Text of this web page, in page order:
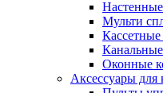
Мульти
Оконные
Аксессуары для